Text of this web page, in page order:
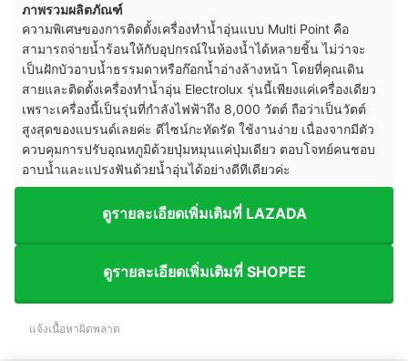
ภาพรวมผลิตภัณฑ์
ความพิเศษของการติดตั้งเครื่องทำน้ำอุ่นแบบ Multi Point คือ
สามารถจ่ายน้ำร้อนให้กับอุปกรณ์ในห้องน้ำได้หลายชิ้น ไม่ว่าจะ
เป็นฝักบัวอาบน้ำธรรมดาหรือก๊อกน้ำอ่างล้างหน้า โดยที่คุณเดิน
สายและติดตั้งเครื่องทำน้ำอุ่น Electrolux รุ่นนี้เพียงแค่เครื่องเดียว
เพราะเครื่องนี้เป็นรุ่นที่กำลังไฟฟ้าถึง 8,000 วัตต์ ถือว่าเป็นวัตต์
สูงสุดของแบรนด์เลยค่ะ ดีไซน์กะทัดรัด ใช้งานง่าย เนื่องจากมีตัว
ควบคุมการปรับอุณหภูมิด้วยปุ่มหมุนแค่ปุ่มเดียว ตอบโจทย์คนชอบ
อาบน้ำและแปรงฟันด้วยน้ำอุ่นได้อย่างดีทีเดียวค่ะ
ดูรายละเอียดเพิ่มเติมที่ LAZADA
ดูรายละเอียดเพิ่มเติมที่ SHOPEE
แจ้งเนื้อหาผิดพลาด